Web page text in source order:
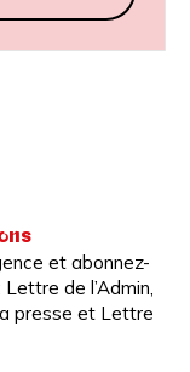
et abonnez-
de l’Admin,
presse et Lettre